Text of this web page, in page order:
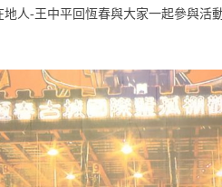
人-王中平回恆春與大家一起參與活